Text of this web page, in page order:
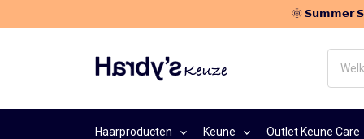
🌞 𝗦𝘂𝗺𝗺𝗲𝗿
je?
Haarproducten Keune Outlet Keune Care